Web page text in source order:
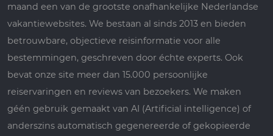
maand een van de grootste onafhankelijke Nederlandse
vakantiewebsites. We bestaan al sinds 2013 en bieden
betrouwbare, objectieve reisinformatie voor alle
bestemmingen, geschreven door échte experts. Ook
bevat onze site meer dan 15.000 persoonlijke
reiservaringen en reviews van bezoekers. We maken
géén gebruik gemaakt van AI (Artificial intelligence) of
anderszins automatisch gegenereerde of gekopieerde